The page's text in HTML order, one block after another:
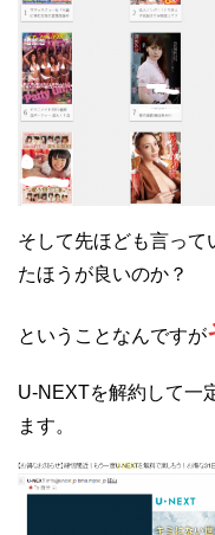
そして先ほども言って
たほうが良いのか？
ということなんですが
U-NEXTを解約して一
ます。